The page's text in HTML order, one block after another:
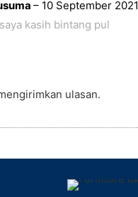
– 10 September 2021
kasih bintang pul
ulasan.